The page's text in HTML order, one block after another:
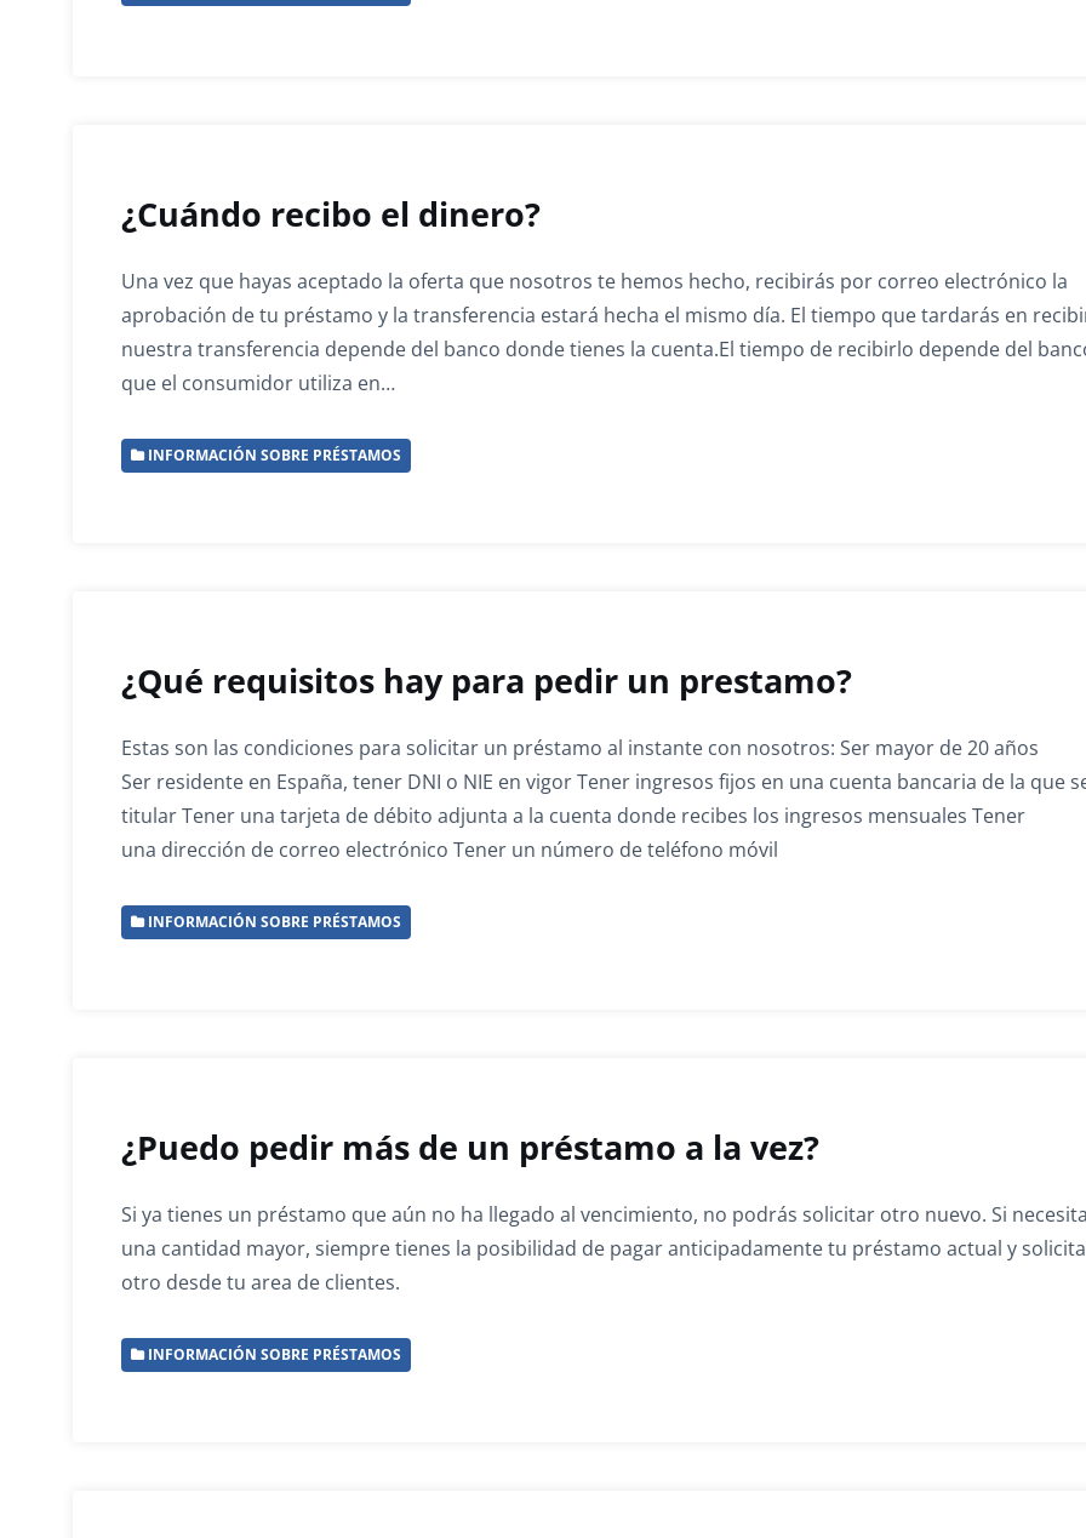
¿Cuándo recibo el dinero?
Una vez que hayas aceptado la oferta que nosotros te hemos hecho, recibirás por correo electrónico la
aprobación de tu préstamo y la transferencia estará hecha el mismo día. El tiempo que tardarás en
nuestra transferencia depende del banco donde tienes la cuenta.El tiempo de recibirlo depende del
que el consumidor utiliza en…
INFORMACIÓN SOBRE PRÉSTAMOS
¿Qué requisitos hay para pedir un prestamo?
Estas son las condiciones para solicitar un préstamo al instante con nosotros: Ser mayor de 20 años
Ser residente en España, tener DNI o NIE en vigor Tener ingresos fijos en una cuenta bancaria de la que
titular Tener una tarjeta de débito adjunta a la cuenta donde recibes los ingresos mensuales Tener
una dirección de correo electrónico Tener un número de teléfono móvil
INFORMACIÓN SOBRE PRÉSTAMOS
¿Puedo pedir más de un préstamo a la vez?
Si ya tienes un préstamo que aún no ha llegado al vencimiento, no podrás solicitar otro nuevo. Si
una cantidad mayor, siempre tienes la posibilidad de pagar anticipadamente tu préstamo actual y
otro desde tu area de clientes.
INFORMACIÓN SOBRE PRÉSTAMOS